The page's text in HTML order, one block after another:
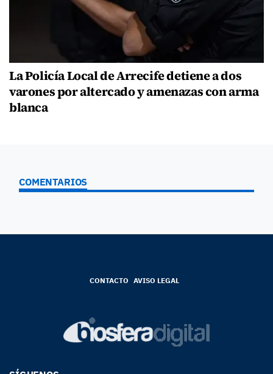
La Policía Local de Arrecife detiene a dos
varones por altercado y amenazas con arma
blanca
COMENTARIOS
CONTACTO AVISO LEGAL